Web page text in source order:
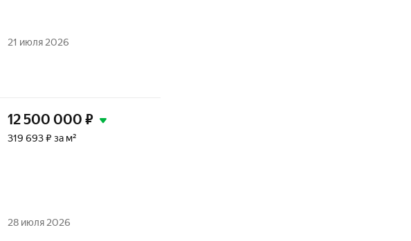
21 июля 2026
12 500 000 ₽
319 693 ₽ за м²
28 июля 2026